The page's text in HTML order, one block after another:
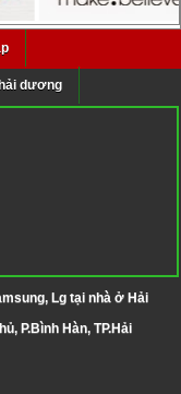
dương
Lg tại nhà ở Hải
P.Bình Hàn, TP.Hải